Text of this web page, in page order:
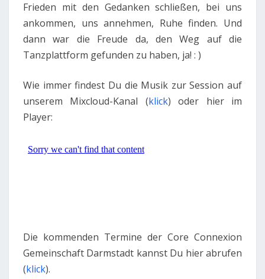
Frieden mit den Gedanken schließen, bei uns
ankommen, uns annehmen, Ruhe finden. Und
dann war die Freude da, den Weg auf die
Tanzplattform gefunden zu haben, ja! : )
Wie immer findest Du die Musik zur Session auf
unserem Mixcloud-Kanal (klick) oder hier im
Player:
Die kommenden Termine der Core Connexion
Gemeinschaft Darmstadt kannst Du hier abrufen
(klick).